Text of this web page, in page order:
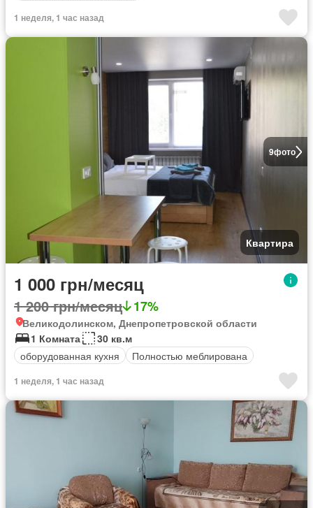
1 неделя, 1 час назад
9фото
Квартира
1 000 грн/месяц
1 200 грн/месяц 17%
Великодолинском, Днепропетровской области
1 Комната
30 кв.м
оборудованная кухня
Полностью меблирована
1 неделя, 1 час назад